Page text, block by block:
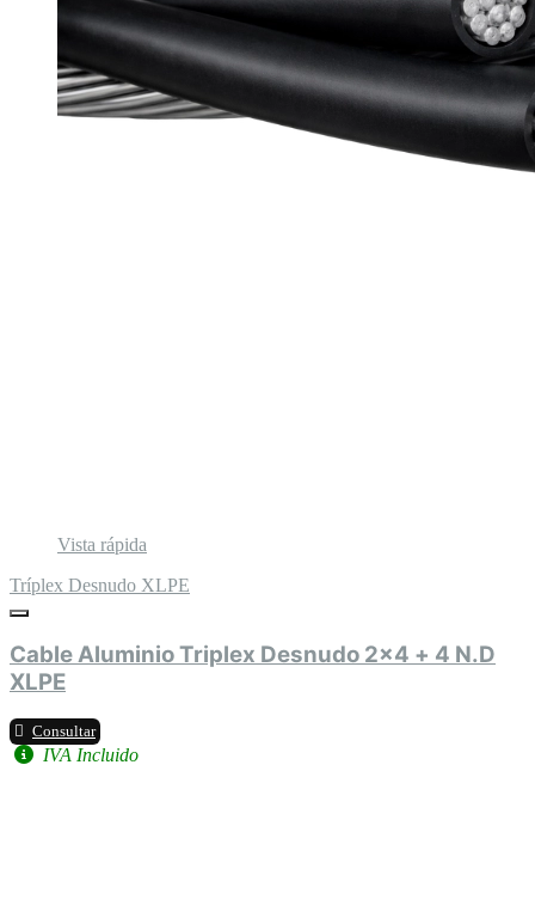
Vista rápida
Tríplex Desnudo XLPE
Cable Aluminio Triplex Desnudo 2x4 + 4 N.D
XLPE
Consultar
IVA Incluido